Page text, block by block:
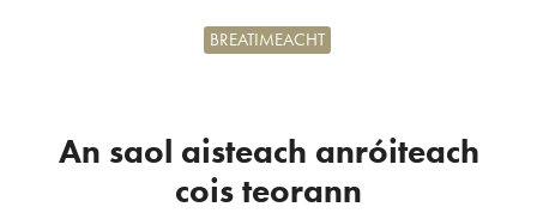
An saol aisteach anróiteach
cois teorann
BREATIMEACHT